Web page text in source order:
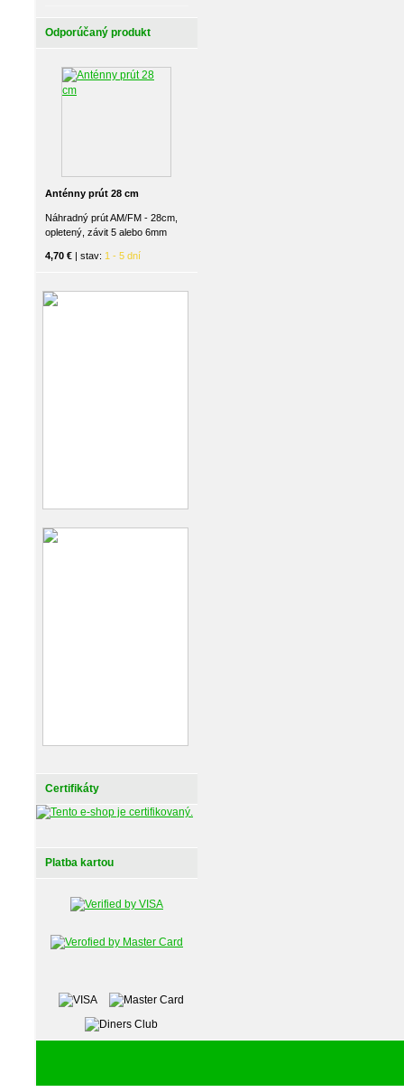
Odporúčaný produkt
Anténny prút 28 cm
Náhradný prút AM/FM - 28cm,
opletený, závit 5 alebo 6mm
4,70 € | stav: 1 - 5 dní
Certifikáty
Platba kartou